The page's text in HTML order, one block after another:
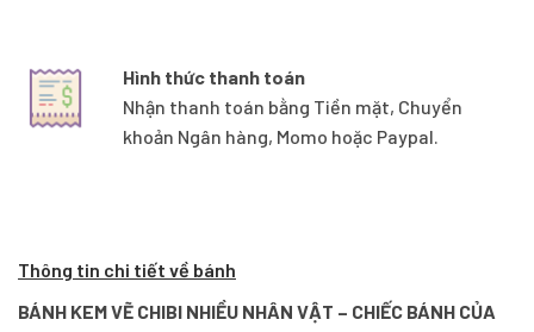
Hình thức thanh toán
Nhận thanh toán bằng Tiền mặt, Chuyển
khoản Ngân hàng, Momo hoặc Paypal.
Thông tin chi tiết về bánh
BÁNH KEM VẼ CHIBI NHIỀU NHÂN VẬT – CHIẾC BÁNH CỦA